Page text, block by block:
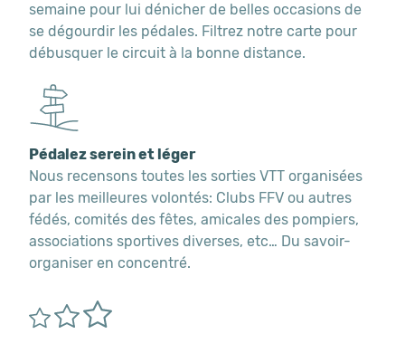
semaine pour lui dénicher de belles occasions de
se dégourdir les pédales. Filtrez notre carte pour
débusquer le circuit à la bonne distance.
Pédalez serein et léger
Nous recensons toutes les sorties VTT organisées
par les meilleures volontés: Clubs FFV ou autres
fédés, comités des fêtes, amicales des pompiers,
associations sportives diverses, etc… Du savoir-
organiser en concentré.